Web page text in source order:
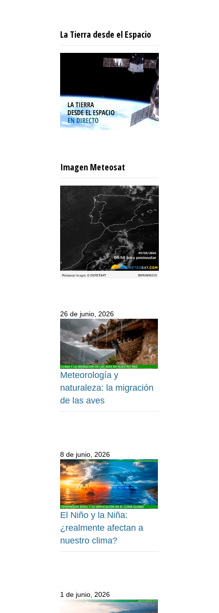
La Tierra desde el Espacio
Imagen Meteosat
26 de junio, 2026
Meteorología y
naturaleza: la migración
de las aves
8 de junio, 2026
El Niño y la Niña:
¿realmente afectan a
nuestro clima?
1 de junio, 2026